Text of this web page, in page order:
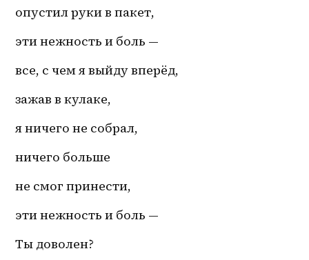
опустил руки в пакет,
эти нежность и боль —
все, с чем я выйду вперёд,
зажав в кулаке,
я ничего не собрал,
ничего больше
не смог принести,
эти нежность и боль —
Ты доволен?